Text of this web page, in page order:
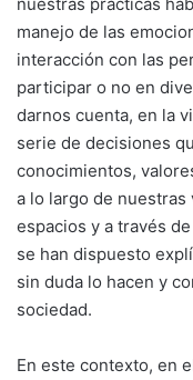
manejo de las
interacción con las
participar o no en
darnos cuenta, en la
serie de decisiones
conocimientos,
a lo largo de
espacios y a través
se han dispuesto
sin duda lo hacen y
sociedad.
En este contexto, en